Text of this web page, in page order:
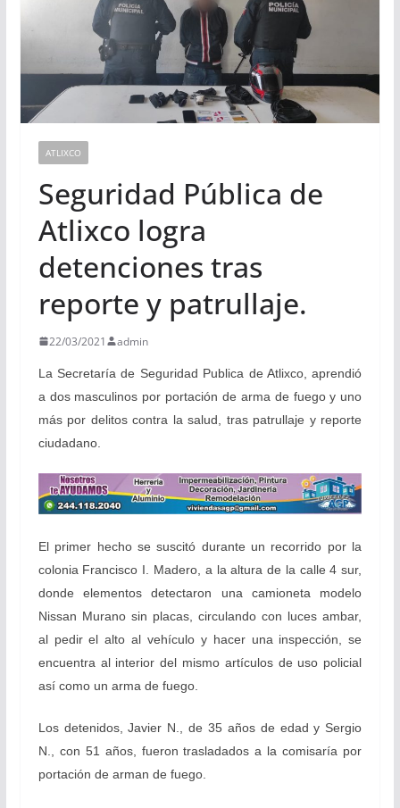
ATLIXCO
Seguridad Pública de
Atlixco logra
detenciones tras
reporte y patrullaje.
22/03/2021 admin
La Secretaría de Seguridad Publica de Atlixco, aprendió
a dos masculinos por portación de arma de fuego y uno
más por delitos contra la salud, tras patrullaje y reporte
ciudadano.
El primer hecho se suscitó durante un recorrido por la
colonia Francisco I. Madero, a la altura de la calle 4 sur,
donde elementos detectaron una camioneta modelo
Nissan Murano sin placas, circulando con luces ambar,
al pedir el alto al vehículo y hacer una inspección, se
encuentra al interior del mismo artículos de uso policial
así como un arma de fuego.
Los detenidos, Javier N., de 35 años de edad y Sergio
N., con 51 años, fueron trasladados a la comisaría por
portación de arman de fuego.